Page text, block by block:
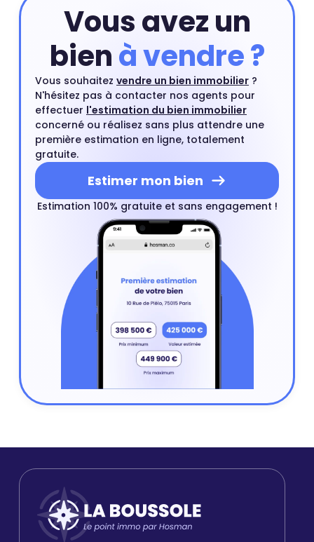
Vous avez un
bienà vendre ?
Vous souhaitez vendre un bien immobilier ?
N'hésitez pas à contacter nos agents pour
effectuer l'estimation du bien immobilier
concerné ou réalisez sans plus attendre une
première estimation en ligne, totalement
gratuite.
Estimer mon bien
Estimation 100% gratuite et sans engagement !